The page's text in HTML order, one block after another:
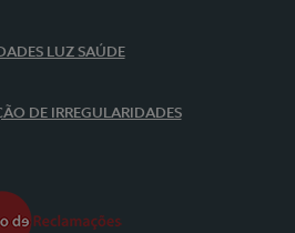
LUZ SAÚDE
DE IRREGULARIDADES